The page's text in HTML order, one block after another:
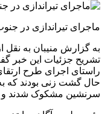
ماجرای تیراندازی در
به گزارش منیبان به نقل
تشریح جزئیات این خبر
راستای اجرای طرح
سرنشین مشکوک شدند و